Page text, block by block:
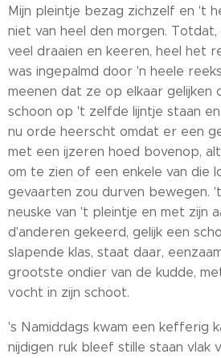
Mijn pleintje bezag zichzelf en 't
niet van heel den morgen. Totdat,
veel draaien en keeren, heel het
was ingepalmd door 'n heele
meenen dat ze op elkaar gelijken
schoon op 't zelfde lijntje staan
nu orde heerscht omdat er een
met een ijzeren hoed bovenop,
om te zien of een enkele van die
gevaarten zou durven bewegen.
neuske van 't pleintje en met zijn
d'anderen gekeerd, gelijk een
slapende klas, staat daar,
grootste ondier van de kudde,
vocht in zijn schoot.
's Namiddags kwam een kefferig
nijdigen ruk bleef stille staan vlak